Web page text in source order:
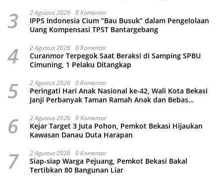
3 2 Agustus 2026 0 Komentar
IPPS Indonesia Cium “Bau Busuk” dalam Pengelolaan
Uang Kompensasi TPST Bantargebang
4 2 Agustus 2026 0 Komentar
Curanmor Terpegok Saat Beraksi di Samping SPBU
Cimuning, 1 Pelaku Ditangkap
5 2 Agustus 2026 0 Komentar
Peringati Hari Anak Nasional ke-42, Wali Kota Bekasi
Janji Perbanyak Taman Ramah Anak dan Bebas
6 2 Agustus 2026 0 Komentar
Kejar Target 3 Juta Pohon, Pemkot Bekasi Hijaukan
Kawasan Danau Duta Harapan
7 2 Agustus 2026 0 Komentar
Siap-siap Warga Pejuang, Pemkot Bekasi Bakal
Tertibkan 80 Bangunan Liar